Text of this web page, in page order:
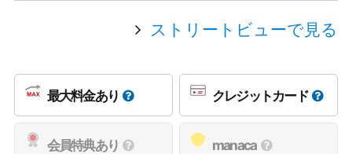
ストリートビューで見る
最大料金あり クレジットカード
会員特典あり manaca